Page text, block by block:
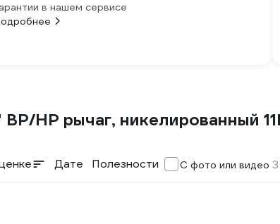
в нашем сервисе
НР рычаг, никелированный
Дате Полезности С фото или видео 3